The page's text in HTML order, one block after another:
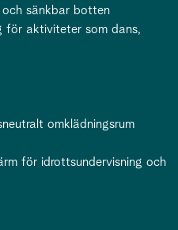
och sänkbar botten
för aktiviteter som dans,
omklädningsrum
för idrottsundervisning och